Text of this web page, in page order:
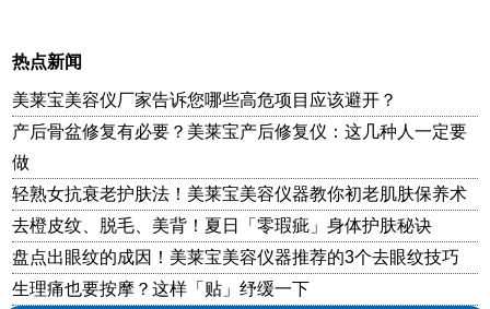
热点新闻
美莱宝美容仪厂家告诉您哪些高危项目应该避开？
产后骨盆修复有必要？美莱宝产后修复仪：这几种人一定要
做
轻熟女抗衰老护肤法！美莱宝美容仪器教你初老肌肤保养术
去橙皮纹、脱毛、美背！夏日「零瑕疵」身体护肤秘诀
盘点出眼纹的成因！美莱宝美容仪器推荐的3个去眼纹技巧
生理痛也要按摩？这样「贴」纾缓一下